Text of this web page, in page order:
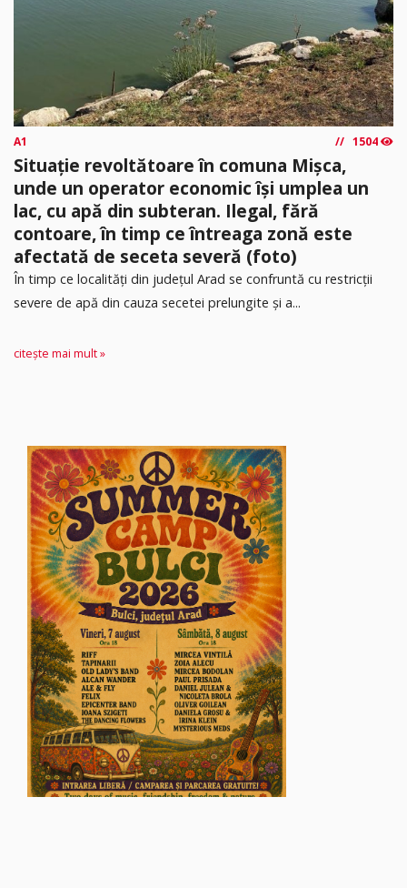
A1 1504
Situație revoltătoare în comuna Mișca,
unde un operator economic își umplea un
lac, cu apă din subteran. Ilegal, fără
contoare, în timp ce întreaga zonă este
afectată de seceta severă (foto)
În timp ce localități din județul Arad se confruntă cu restricții
severe de apă din cauza secetei prelungite și a...
citește mai mult »